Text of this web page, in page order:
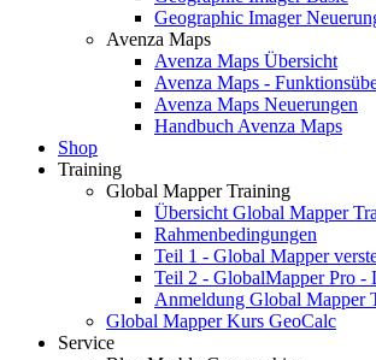
Geographic Imager
Avenza Maps
Avenza Maps Übersicht
Avenza Maps -
Avenza Maps Neuerungen
Handbuch Avenza Maps
Shop
Training
Global Mapper Training
Übersicht Global Mapper
Rahmenbedingungen
Teil 1 - Global Mapper
Teil 2 - GlobalMapper Pro -
Anmeldung Global Mapper
Global Mapper Kurs GeoCalc
Service